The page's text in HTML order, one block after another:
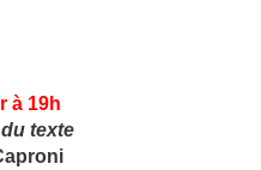
à 19h
du texte